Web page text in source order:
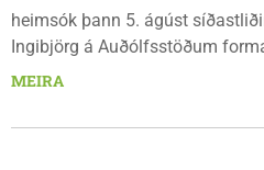
heimsók þann 5. ágúst
Ingibjörg á Auðólfsstöðum
Bólstaðarhlíðarhrepps og
gjafabréf að upphæð kr:
MEIRA